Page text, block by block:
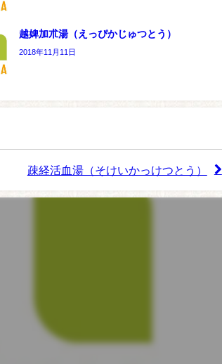
越婢加朮湯（えっぴかじゅつとう）
2018年11月11日
疎経活血湯（そけいかっけつとう）